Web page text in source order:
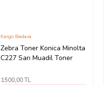
Zebra Toner Konica Minolta
C227 Sarı Muadil Toner
Kargo Bedava
1500,00 TL